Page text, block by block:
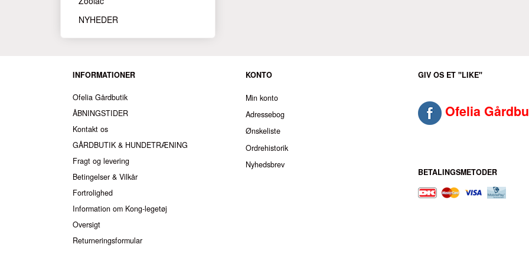
NYHEDER
INFORMATIONER
Ofelia Gårdbutik
ÅBNINGSTIDER
Kontakt os
GÅRDBUTIK & HUNDETRÆNING
Fragt og levering
Betingelser & Vilkår
Fortrolighed
Information om Kong-legetøj
Oversigt
Returneringsformular
KONTO
Min konto
Adressebog
Ønskeliste
Ordrehistorik
Nyhedsbrev
GIV OS ET "LIKE"
Ofelia
BETALINGSMETODER